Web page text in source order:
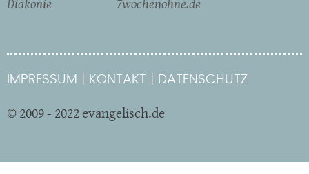
IMPRESSUM KONTAKT DATENSCHUTZ
© 2009 - 2022 evangelisch.de